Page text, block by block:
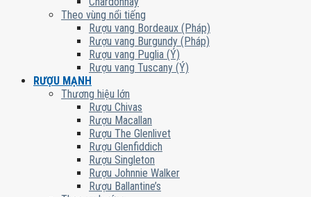
Theo vùng nổi tiếng
Rượu vang Bordeaux (Pháp)
Rượu vang Burgundy (Pháp)
Rượu vang Puglia (Ý)
Rượu vang Tuscany (Ý)
RƯỢU MẠNH
Thương hiệu lớn
Rượu Chivas
Rượu Macallan
Rượu The Glenlivet
Rượu Glenfiddich
Rượu Singleton
Rượu Johnnie Walker
Rượu Ballantine’s